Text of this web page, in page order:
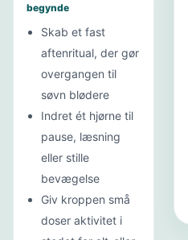
begynde
Skab et fast
aftenritual, der gør
overgangen til
søvn blødere
Indret ét hjørne til
pause, læsning
eller stille
bevægelse
Giv kroppen små
doser aktivitet i